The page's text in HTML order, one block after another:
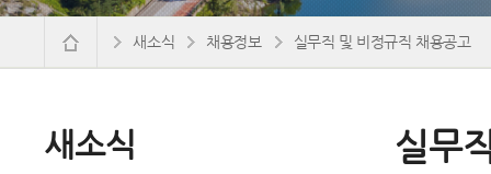
새소식
새소식 채용정보 실무직 및 비정규직 채용공고
실무